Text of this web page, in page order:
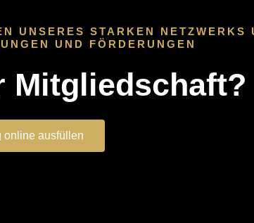
UNSERES STARKEN NETZWERKS
UND FÖRDERUNGEN
Mitgliedschaft?
online ausfüllen